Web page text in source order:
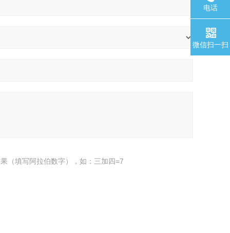
（填写阿拉伯数字），如：三加四=7
电话
微信扫一扫